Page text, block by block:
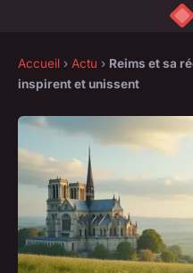
Accueil › Actu › Reims et sa
inspirent et unissent